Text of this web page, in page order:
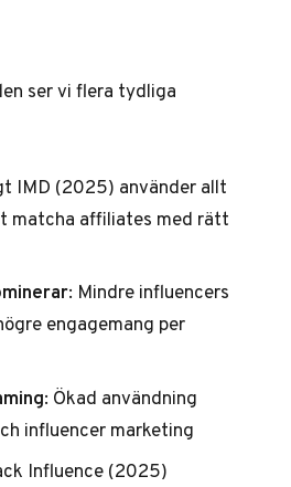
ser vi flera tydliga
IMD (2025) använder allt
matcha affiliates med rätt
: Mindre influencers
engagemang per
: Ökad användning
influencer marketing
Influence (2025)